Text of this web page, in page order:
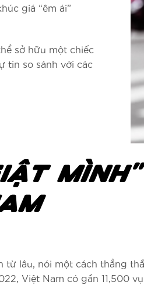
giá “êm ái”
sở hữu một chiếc
tin so sánh với các
lâu, nói một cách thẳng
Việt Nam có gần